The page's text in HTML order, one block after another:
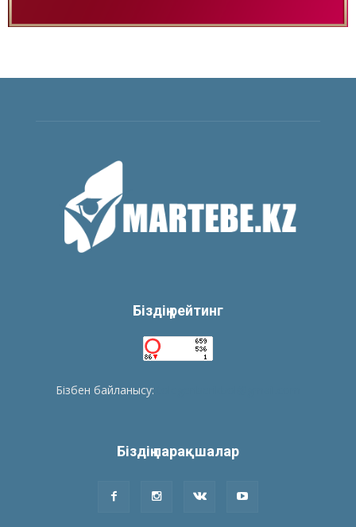
Біздің рейтинг
Бізбен байланысу:
Біздің парақшалар